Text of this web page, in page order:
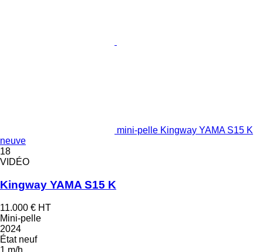
mini-pelle Kingway YAMA S15 K
neuve
18
VIDÉO
Kingway YAMA S15 K
11.000 € HT
Mini-pelle
2024
Étatneuf
1 m/h